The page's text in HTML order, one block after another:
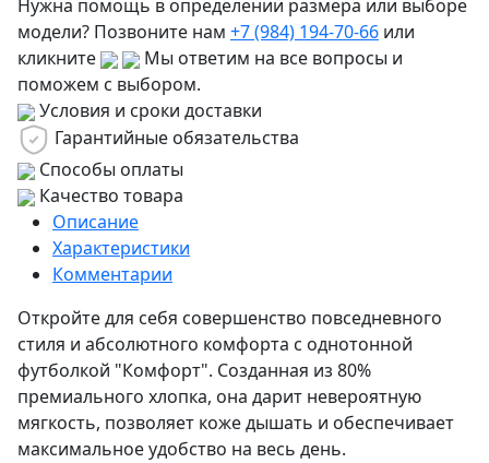
Нужна помощь в определении размера или выборе
модели? Позвоните нам +7 (984) 194-70-66 или
кликните
Мы ответим на все вопросы и
поможем с выбором.
Условия и сроки доставки
Гарантийные обязательства
Способы оплаты
Качество товара
Описание
Характеристики
Комментарии
Откройте для себя совершенство повседневного
стиля и абсолютного комфорта с однотонной
футболкой "Комфорт". Созданная из 80%
премиального хлопка, она дарит невероятную
мягкость, позволяет коже дышать и обеспечивает
максимальное удобство на весь день.